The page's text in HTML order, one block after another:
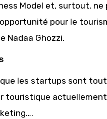
Model et, surtout,
pour le
Nadaa Ghozzi.
que les startups sont
touristique